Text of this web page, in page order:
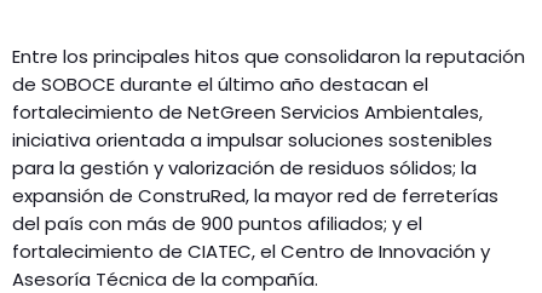
Entre los principales hitos que consolidaron la reputación
de SOBOCE durante el último año destacan el
fortalecimiento de NetGreen Servicios Ambientales,
iniciativa orientada a impulsar soluciones sostenibles
para la gestión y valorización de residuos sólidos; la
expansión de ConstruRed, la mayor red de ferreterías
del país con más de 900 puntos afiliados; y el
fortalecimiento de CIATEC, el Centro de Innovación y
Asesoría Técnica de la compañía.